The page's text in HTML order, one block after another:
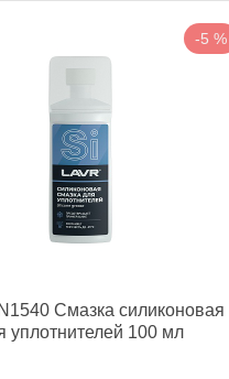
-5 %
Смазка силиконовая
уплотнителей 100 мл